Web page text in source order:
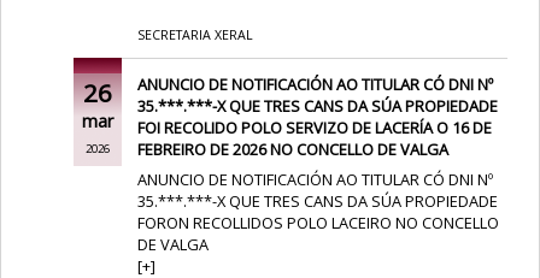
SECRETARIA XERAL
26
mar
2026
ANUNCIO DE NOTIFICACIÓN AO TITULAR CÓ DNI Nº
35.***.***-X QUE TRES CANS DA SÚA PROPIEDADE
FOI RECOLIDO POLO SERVIZO DE LACERÍA O 16 DE
FEBREIRO DE 2026 NO CONCELLO DE VALGA
ANUNCIO DE NOTIFICACIÓN AO TITULAR CÓ DNI Nº
35.***.***-X QUE TRES CANS DA SÚA PROPIEDADE
FORON RECOLLIDOS POLO LACEIRO NO CONCELLO
DE VALGA
[+]